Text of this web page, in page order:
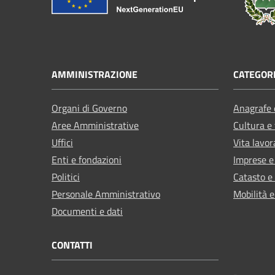
AMMINISTRAZIONE
Organi di Governo
Aree Amministrative
Uffici
Enti e fondazioni
Politici
Personale Amministrativo
Documenti e dati
Cultura
Vita
Imprese
Catasto
Mobilità
CONTATTI